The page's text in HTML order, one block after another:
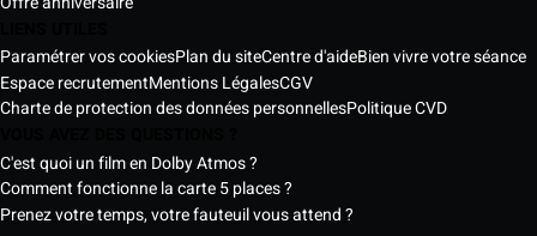
Paramétrer vos cookiesPlan du siteCentre d'aideBien vivre votre séance
Espace recrutementMentions LégalesCGV
Charte de protection des données personnellesPolitique CVD
C'est quoi un film en Dolby Atmos ?
Comment fonctionne la carte 5 places ?
Prenez votre temps, votre fauteuil vous attend ?